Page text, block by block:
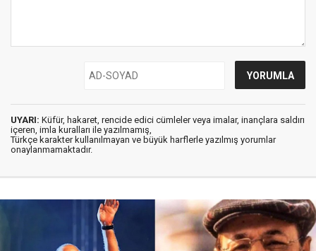
UYARI: Küfür, hakaret, rencide edici cümleler veya imalar, inançlara saldırı
içeren, imla kuralları ile yazılmamış,
Türkçe karakter kullanılmayan ve büyük harflerle yazılmış yorumlar
onaylanmamaktadır.